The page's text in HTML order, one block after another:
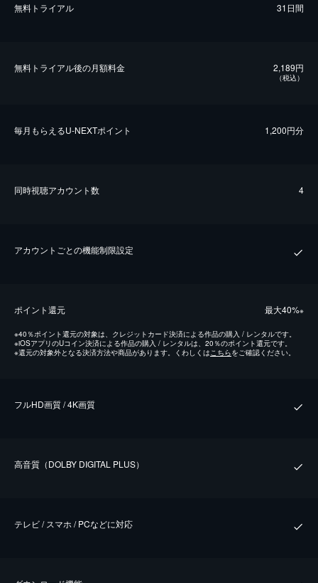
無料トライアル 31日間
無料トライアル後の⽉額料金 2,189円
（税込）
毎⽉もらえるU-NEXTポイント 1,200円分
同時視聴アカウント数 4
アカウントごとの機能制限設定
ポイント還元 最⼤40%※
※40％ポイント還元の対象は、クレジットカード決済による作品の購入 / レンタルです。
※iOSアプリのUコイン決済による作品の購入 / レンタルは、20％のポイント還元です。
※還元の対象外となる決済方法や商品があります。くわしくは こちらをご確認ください。
フルHD画質 / 4K画質
⾼⾳質（DOLBY DIGITAL PLUS）
テレビ / スマホ / PCなどに対応